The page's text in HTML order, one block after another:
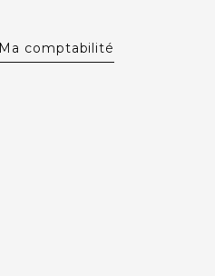
Ma comptabilité